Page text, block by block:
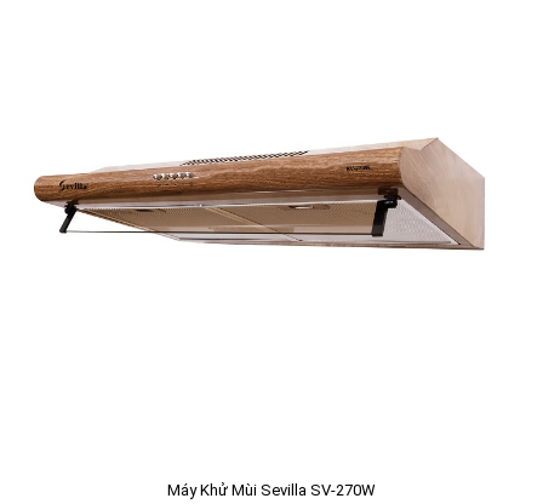
Máy Khử Mùi Sevilla SV-270W